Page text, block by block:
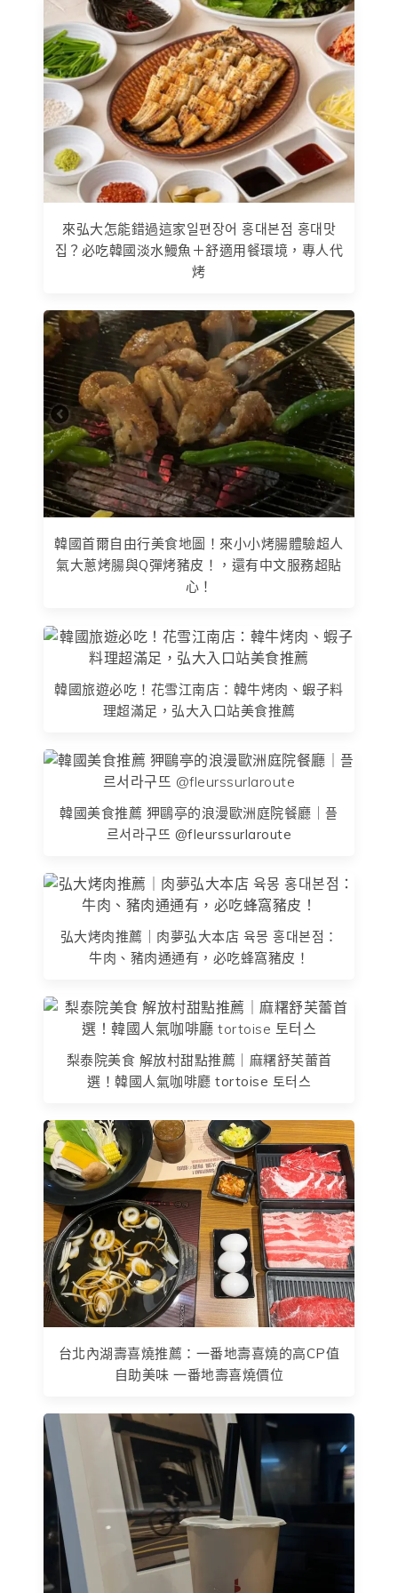
來弘大怎能錯過這家일편장어 홍대본점 홍대맛
집？必吃韓國淡水鰻魚＋舒適用餐環境，專人代
烤
韓國首爾自由行美食地圖！來小小烤腸體驗超人
氣大蔥烤腸與Q彈烤豬皮！，還有中文服務超貼
心！
韓國旅遊必吃！花雪江南店：韓牛烤肉、蝦子料
理超滿足，弘大入口站美食推薦
韓國美食推薦 狎鷗亭的浪漫歐洲庭院餐廳｜플
르서라구뜨 @fleurssurlaroute
弘大烤肉推薦｜肉夢弘大本店 육몽 홍대본점：
牛肉、豬肉通通有，必吃蜂窩豬皮！
梨泰院美食 解放村甜點推薦｜麻糬舒芙蕾首
選！韓國人氣咖啡廳 tortoise 토터스
台北內湖壽喜燒推薦：一番地壽喜燒的高CP值
自助美味 一番地壽喜燒價位